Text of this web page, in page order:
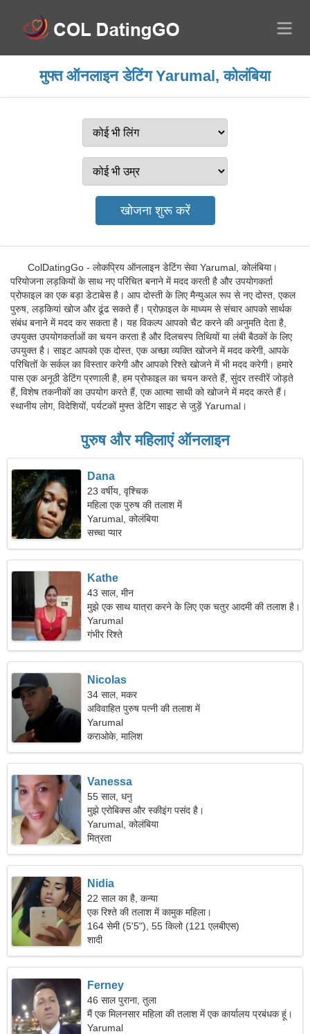
मुफ्त ऑनलाइन डेटिंग Yarumal, कोलंबिया
ColDatingGo - लोकप्रिय ऑनलाइन डेटिंग सेवा Yarumal, कोलंबिया।
परियोजना लड़कियों के साथ नए परिचित बनाने में मदद करती है और उपयोगकर्ता
प्रोफाइल का एक बड़ा डेटाबेस है। आप दोस्ती के लिए मैन्युअल रूप से नए दोस्त, एकल
पुरुष, लड़कियां खोज और ढूंढ सकते हैं। प्रोफ़ाइल के माध्यम से संचार आपको सार्थक
संबंध बनाने में मदद कर सकता है। यह विकल्प आपको चैट करने की अनुमति देता है,
उपयुक्त उपयोगकर्ताओं का चयन करता है और दिलचस्प तिथियों या लंबी बैठकों के लिए
उपयुक्त है। साइट आपको एक दोस्त, एक अच्छा व्यक्ति खोजने में मदद करेगी, आपके
परिचितों के सर्कल का विस्तार करेगी और आपको रिश्ते खोजने में भी मदद करेगी। हमारे
पास एक अनूठी डेटिंग प्रणाली है, हम प्रोफाइल का चयन करते हैं, सुंदर तस्वीरें जोड़ते
हैं, विशेष तकनीकों का उपयोग करते हैं, एक आत्मा साथी को खोजने में मदद करते हैं।
स्थानीय लोग, विदेशियों, पर्यटकों मुफ्त डेटिंग साइट से जुड़ें Yarumal।
पुरुष और महिलाएं ऑनलाइन
Dana
23 वर्षीय, वृश्चिक
महिला एक पुरुष की तलाश में
Yarumal, कोलंबिया
सच्चा प्यार
Kathe
43 साल, मीन
मुझे एक साथ यात्रा करने के लिए एक चतुर आदमी की तलाश है।
Yarumal
गंभीर रिश्ते
Nicolas
34 साल, मकर
अविवाहित पुरुष पत्नी की तलाश में
Yarumal
कराओके, मालिश
Vanessa
55 साल, धनु
मुझे एरोबिक्स और स्कीइंग पसंद है।
Yarumal, कोलंबिया
मित्रता
Nidia
22 साल का है, कन्या
एक रिश्ते की तलाश में कामुक महिला।
164 सेमी (5'5"), 55 किलो (121 एलबीएस)
शादी
Ferney
46 साल पुराना, तुला
मैं एक मिलनसार महिला की तलाश में एक कार्यालय प्रबंधक हूं।
Yarumal